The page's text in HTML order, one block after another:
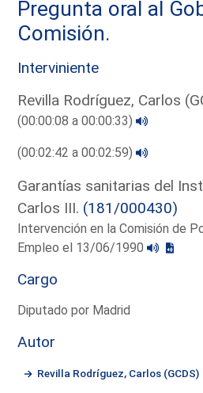
Pregunta oral al
Comisión.
Interviniente
Revilla Rodríguez, Carlos
(00:00:08 a 00:00:33)
(00:02:42 a 00:02:59)
Garantías sanitarias del
Carlos III. (181/000430)
Intervención en la Comisión de
Empleo el 13/06/1990
Cargo
Diputado por Madrid
Autor
Revilla Rodríguez, Carlos (GCDS)